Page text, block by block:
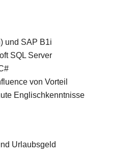
und SAP B1i
SQL Server
von Vorteil
Englischkenntnisse
Urlaubsgeld